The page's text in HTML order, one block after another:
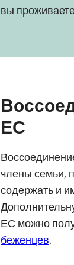
вы
ЕС
члены семьи,
содержать и
ЕС можно
беженцев.